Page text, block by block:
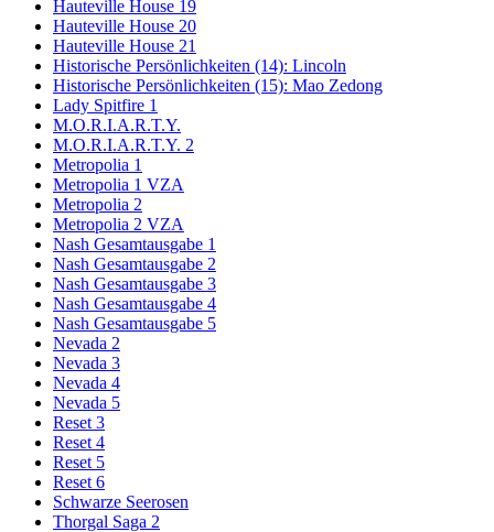
Hauteville House 19
Hauteville House 20
Hauteville House 21
Historische Persönlichkeiten (14): Lincoln
Historische Persönlichkeiten (15): Mao Zedong
Lady Spitfire 1
M.O.R.I.A.R.T.Y.
M.O.R.I.A.R.T.Y. 2
Metropolia 1
Metropolia 1 VZA
Metropolia 2
Metropolia 2 VZA
Nash Gesamtausgabe 1
Nash Gesamtausgabe 2
Nash Gesamtausgabe 3
Nash Gesamtausgabe 4
Nash Gesamtausgabe 5
Nevada 2
Nevada 3
Nevada 4
Nevada 5
Reset 3
Reset 4
Reset 5
Reset 6
Schwarze Seerosen
Thorgal Saga 2